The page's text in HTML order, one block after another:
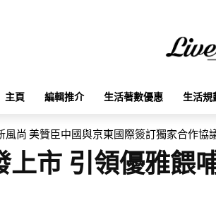
主頁 編輯推介 生活著數優惠 生活規
尚 美贊臣中國與京東國際簽訂獨家合作協
市 引領優雅餵